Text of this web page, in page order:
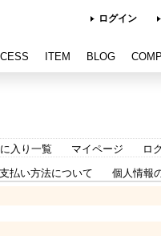
ログイン
ITEM BLOG
入り一覧
マイページ ロ
払い方法について
個人情報